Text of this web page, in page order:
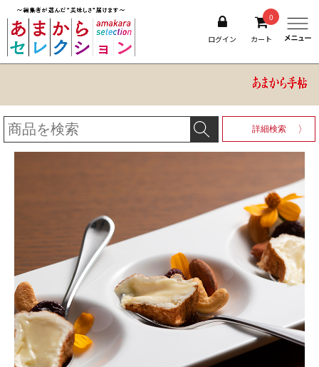
ログイン
0
カート
詳細検索